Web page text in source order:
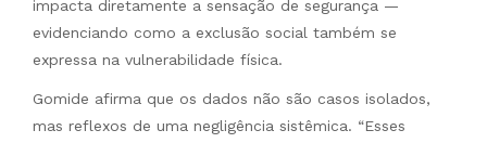
impacta diretamente a sensação de segurança —
evidenciando como a exclusão social também se
expressa na vulnerabilidade física.
Gomide afirma que os dados não são casos isolados,
mas reflexos de uma negligência sistêmica. “Esses